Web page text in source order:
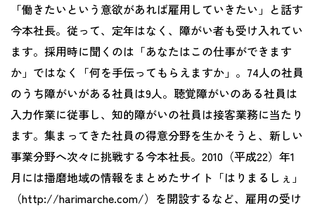
「働きたいという意欲があれば雇用していきたい」と話す
今本社長。従って、定年はなく、障がい者も受け入れてい
ます。採用時に聞くのは「あなたはこの仕事ができます
か」ではなく「何を手伝ってもらえますか」。74人の社員
のうち障がいがある社員は9人。聴覚障がいのある社員は
入力作業に従事し、知的障がいの社員は接客業務に当たり
ます。集まってきた社員の得意分野を生かそうと、新しい
事業分野へ次々に挑戦する今本社長。2010（平成22）年1
月には播磨地域の情報をまとめたサイト「はりまるしぇ」
（http://harimarche.com/）を開設するなど、雇用の受け